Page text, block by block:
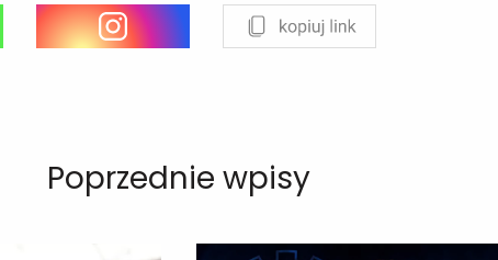
Poprzednie wpisy